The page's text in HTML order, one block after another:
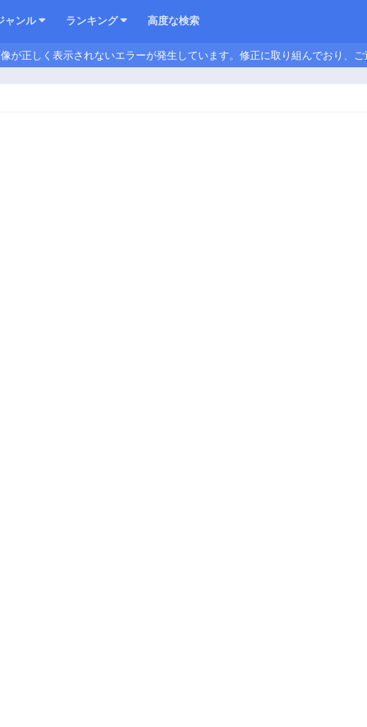
ャンル ランキング 高度な検索
が正しく表示されないエラーが発生しています。修正に取り組んでおり、ご